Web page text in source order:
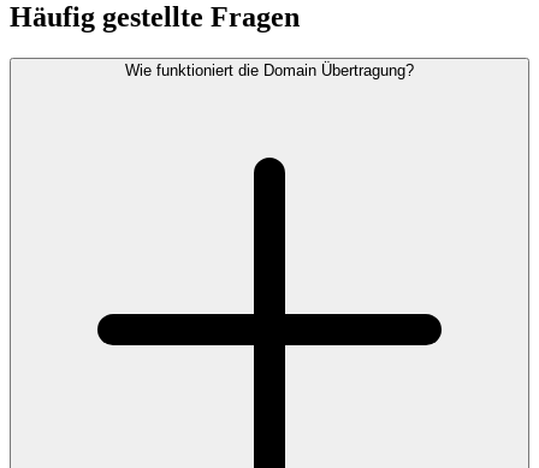
Häufig gestellte Fragen
Wie funktioniert die Domain Übertragung?